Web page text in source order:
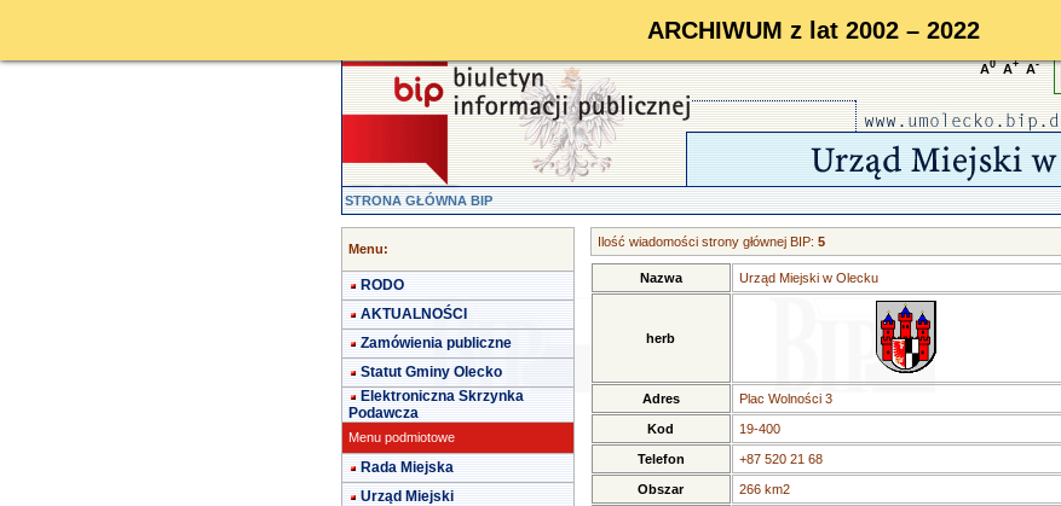
ARCHIWUM z lat 2002 – 2022
A0 A+ A-
STRONA GŁÓWNA BIP
Menu:
RODO
AKTUALNOŚCI
Zamówienia publiczne
Statut Gminy Olecko
Elektroniczna Skrzynka
Podawcza
Menu podmiotowe
Rada Miejska
Urząd Miejski
Ilość wiadomości strony głównej BIP: 5
Nazwa Urząd Miejski w Olecku
herb
Adres Plac Wolności 3
Kod 19-400
Telefon +87 520 21 68
Obszar 266 km2